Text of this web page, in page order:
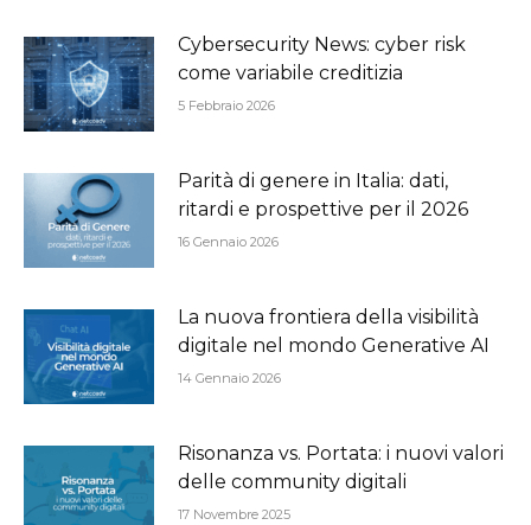
Cybersecurity News: cyber risk
come variabile creditizia
5 Febbraio 2026
Parità di genere in Italia: dati,
ritardi e prospettive per il 2026
16 Gennaio 2026
La nuova frontiera della visibilità
digitale nel mondo Generative AI
14 Gennaio 2026
Risonanza vs. Portata: i nuovi valori
delle community digitali
17 Novembre 2025